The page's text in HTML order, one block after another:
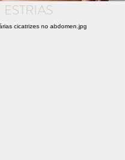
ESTRIAS